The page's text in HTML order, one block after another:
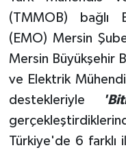
(TMMOB) bağlı
(EMO) Mersin
Mersin Büyükşehir
ve Elektrik
destekleriyle
Türkiye'de 6 farklı